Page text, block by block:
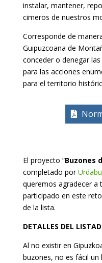
instalar, mantener,
cimeros de nuestros
Corresponde de
Guipuzcoana de
conceder o denegar
para las acciones
para el territorio
El proyecto “Buzones
completado por
queremos agradecer a
participado en este
de la lista.
DETALLES DEL
Al no existir en
buzones, no es fácil un